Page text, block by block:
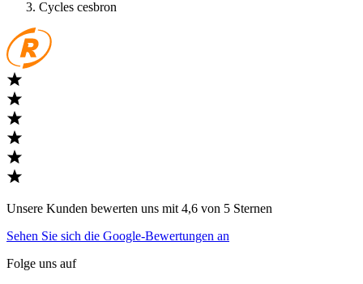
Cycles cesbron
Unsere Kunden bewerten uns mit 4,6 von 5 Sternen
Sehen Sie sich die Google-Bewertungen an
Folge uns auf